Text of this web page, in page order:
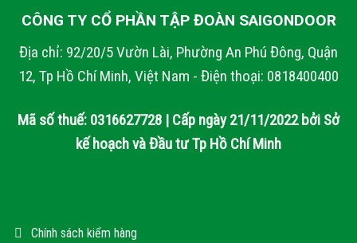
CÔNG TY CỔ PHẦN TẬP ĐOÀN SAIGONDOOR
Địa chỉ: 92/20/5 Vườn Lài, Phường An Phú Đông, Quận
12, Tp Hồ Chí Minh, Việt Nam - Điện thoại: 0818400400
Mã số thuế: 0316627728 | Cấp ngày 21/11/2022 bởi Sở
kế hoạch và Đầu tư Tp Hồ Chí Minh
Chính sách kiểm hàng